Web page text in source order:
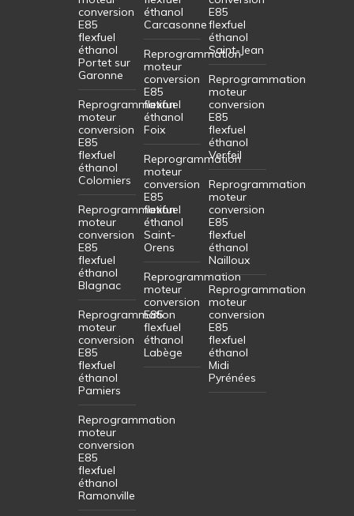
conversion
E85
flexfuel
éthanol
Portet sur
Garonne
Reprogrammation
moteur
conversion
E85
flexfuel
éthanol
Colomiers
Reprogrammation
moteur
conversion
E85
flexfuel
éthanol
Blagnac
Reprogrammation
moteur
conversion
E85
flexfuel
éthanol
Pamiers
Reprogrammation
moteur
conversion
E85
flexfuel
éthanol
Ramonville
éthanol
Carcasonne
Reprogrammation
moteur
conversion
E85
flexfuel
éthanol
Foix
Reprogrammation
moteur
conversion
E85
flexfuel
éthanol
Saint-
Orens
Reprogrammation
moteur
conversion
E85
flexfuel
éthanol
Labège
E85
flexfuel
éthanol
Saint-Jean
Reprogrammation
moteur
conversion
E85
flexfuel
éthanol
Verfeil
Reprogrammation
moteur
conversion
E85
flexfuel
éthanol
Nailloux
Reprogrammation
moteur
conversion
E85
flexfuel
éthanol
Midi
Pyrénées